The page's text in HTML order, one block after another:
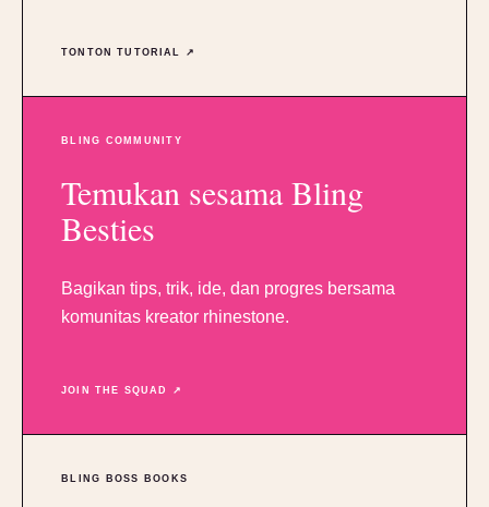
TONTON TUTORIAL ↗
BLING COMMUNITY
Temukan sesama Bling
Besties
Bagikan tips, trik, ide, dan progres bersama
komunitas kreator rhinestone.
JOIN THE SQUAD ↗
BLING BOSS BOOKS